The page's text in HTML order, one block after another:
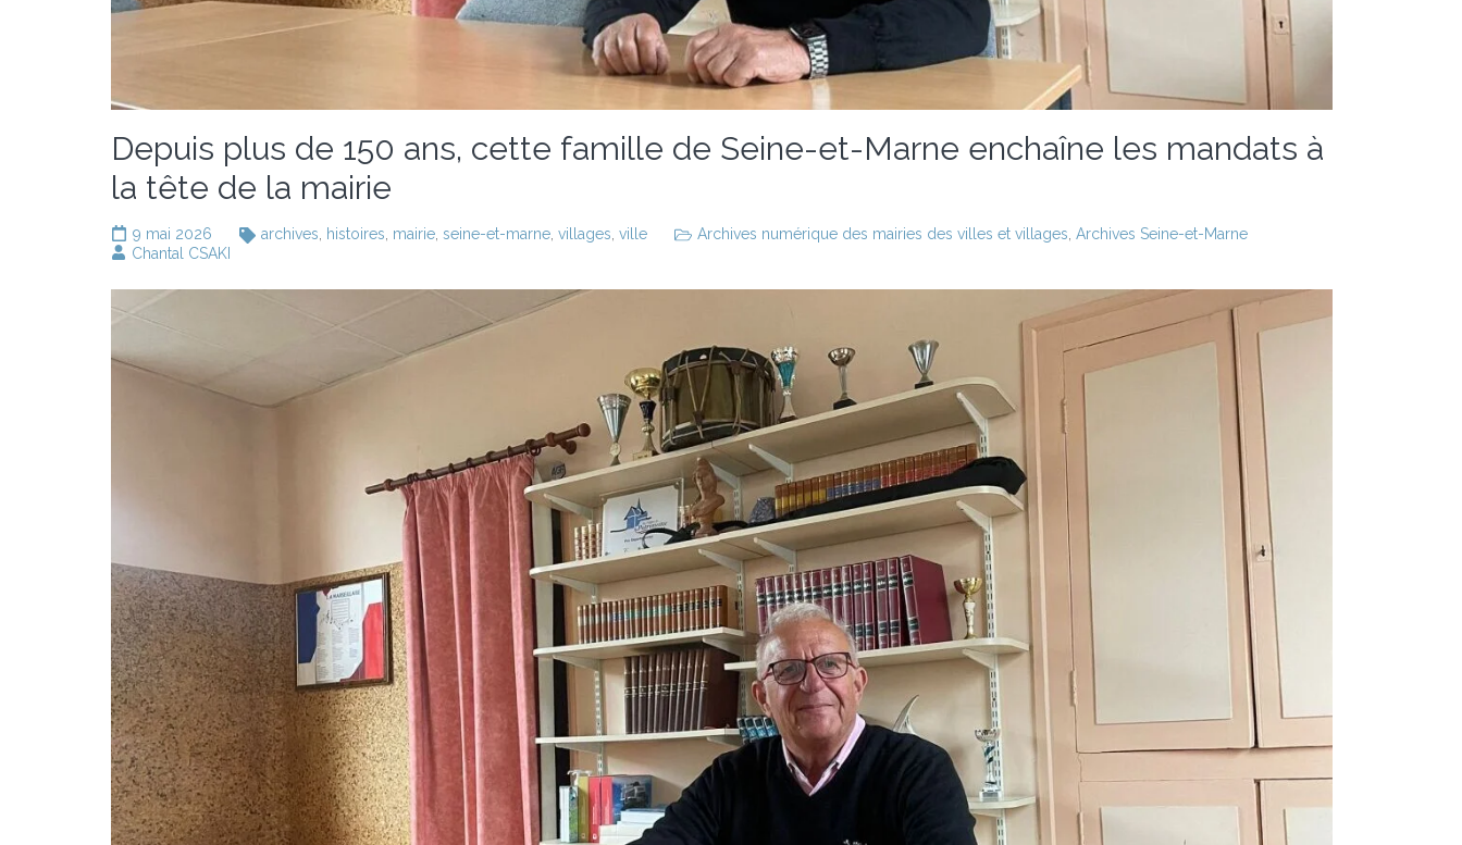
Depuis plus de 150 ans, cette famille de Seine-et-Marne enchaîne les mandats à
la tête de la mairie
9 mai 2026 archives, histoires, mairie, seine-et-marne, villages, ville Archives numérique des mairies des villes et villages, Archives Seine-et-Marne
Chantal CSAKI